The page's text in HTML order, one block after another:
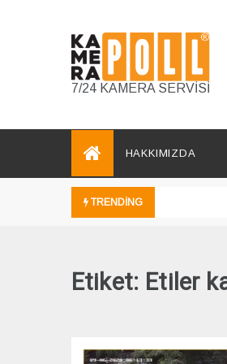
7/24 KAMERA SERVİSİ
HAKKIMIZDA
TRENDING
Etiket: Etiler